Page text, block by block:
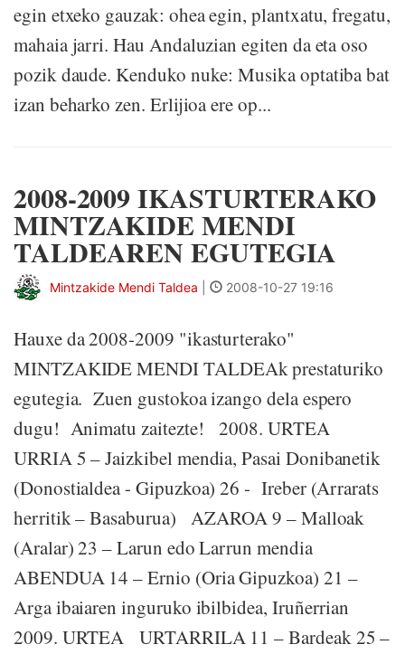
egin etxeko gauzak: ohea egin, plantxatu, fregatu,
mahaia jarri. Hau Andaluzian egiten da eta oso
pozik daude. Kenduko nuke: Musika optatiba bat
izan beharko zen. Erlijioa ere op...
2008-2009 IKASTURTERAKO
MINTZAKIDE MENDI
TALDEAREN EGUTEGIA
Mintzakide Mendi Taldea 2008-10-27 19:16
Hauxe da 2008-2009 "ikasturterako"
MINTZAKIDE MENDI TALDEAk prestaturiko
egutegia. Zuen gustokoa izango dela espero
dugu! Animatu zaitezte! 2008. URTEA
URRIA 5 – Jaizkibel mendia, Pasai Donibanetik
(Donostialdea - Gipuzkoa) 26 - Ireber (Arrarats
herritik – Basaburua) AZAROA 9 – Malloak
(Aralar) 23 – Larun edo Larrun mendia
ABENDUA 14 – Ernio (Oria Gipuzkoa) 21 –
Arga ibaiaren inguruko ibilbidea, Iruñerrian
2009. URTEA URTARRILA 11 – Bardeak 25 –